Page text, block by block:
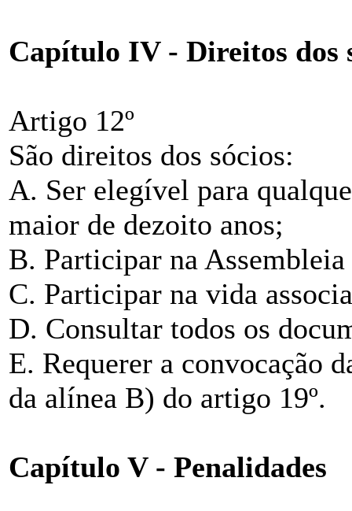
Capítulo IV - Direitos dos
Artigo 12º
São direitos dos sócios:
A. Ser elegível para
maior de dezoito anos;
B. Participar na
C. Participar na vida
D. Consultar todos os
E. Requerer a convocação
da alínea B) do artigo 19º.
Capítulo V - Penalidades